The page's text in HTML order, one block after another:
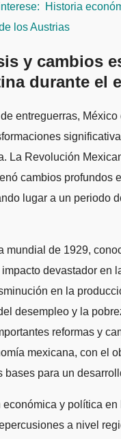
Historia
los Austrias
y cambios
durante el
entreguerras,
La Revolución
cambios profundos
lugar a un periodo
mundial de 1929,
devastador en
en la
desempleo y la
reformas y
mexicana, con el
bases para un
y política en
a nivel